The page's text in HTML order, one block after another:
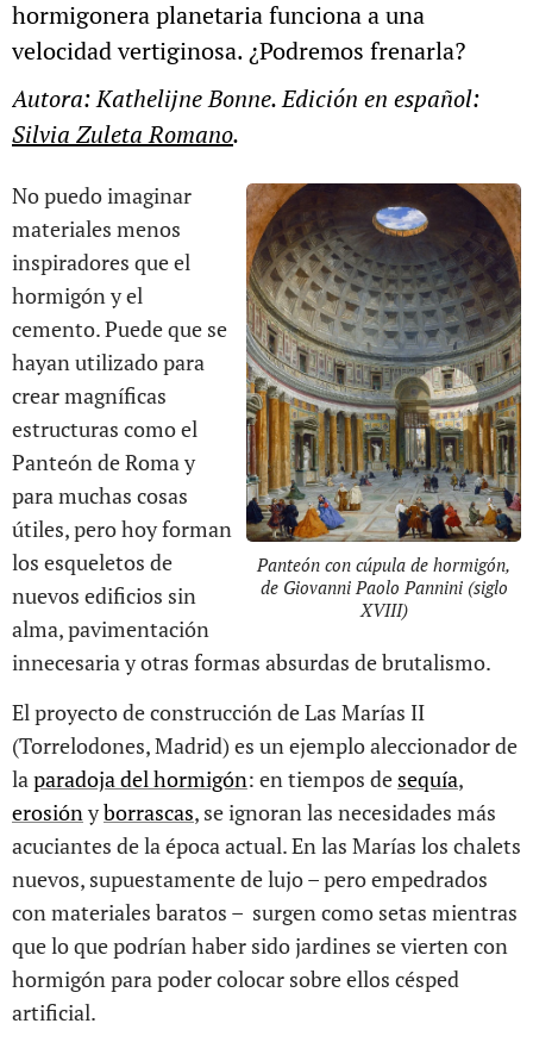
hormigonera planetaria funciona auna
velocidad vertiginosa. ¿Podremos frenarla?
Autora: Kathelijne Bonne. Edición en español:
Silvia Zuleta Romano.
Panteón con cúpula de hormigón,
de Giovanni Paolo Pannini (siglo
XVIII)
No puedo imaginar
materiales menos
inspiradores que el
hormigón y el
cemento. Puede que se
hayan utilizado para
crear magníficas
estructuras como el
Panteón de Roma y
para muchas cosas
útiles, pero hoy forman
los esqueletos de
nuevos edificios sin
alma, pavimentación
innecesaria y otras formas absurdas de brutalismo.
El proyecto de construcción de Las Marías II
(Torrelodones, Madrid) es un ejemplo aleccionador de
laparadoja del hormigón: en tiempos de sequía,
erosiónyborrascas, se ignoran las necesidades más
acuciantes de la época actual. En las Marías los chalets
nuevos, supuestamente de lujo – pero empedrados
con materiales baratos – surgen como setas mientras
que lo que podrían haber sido jardines se vierten con
hormigón para poder colocar sobre ellos césped
artificial.